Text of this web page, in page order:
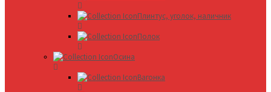
Плинтус, уголок, наличник
Полок
Осина
Вагонка